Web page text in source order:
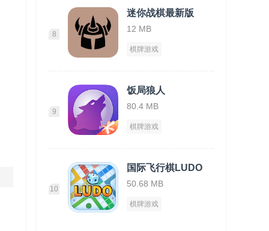
8
迷你战棋最新版
12 MB
棋牌游戏
9
饭局狼人
80.4 MB
棋牌游戏
10
国际飞行棋LUDO
50.68 MB
棋牌游戏